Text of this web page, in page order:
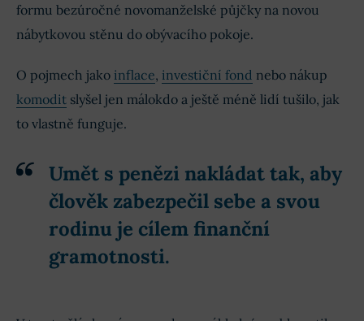
formu bezúročné novomanželské půjčky na novou
nábytkovou stěnu do obývacího pokoje.
O pojmech jako inflace, investiční fond nebo nákup
komodit slyšel jen málokdo a ještě méně lidí tušilo, jak
to vlastně funguje.
Umět s penězi nakládat tak, aby
člověk zabezpečil sebe a svou
rodinu je cílem finanční
gramotnosti.